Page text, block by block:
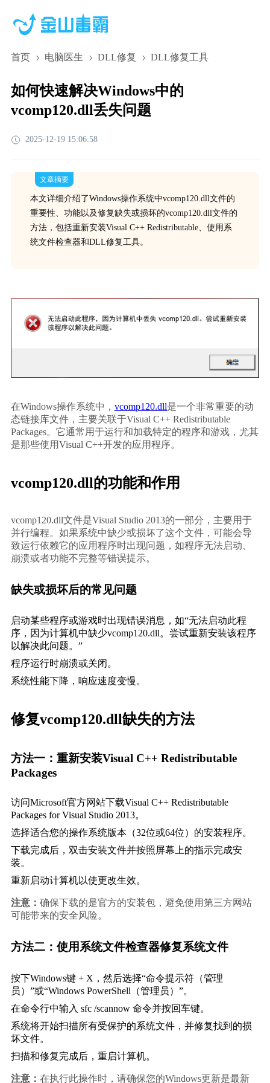
首页 电脑医生 DLL修复 DLL修复工具
如何快速解决Windows中的
vcomp120.dll丢失问题
2025-12-19 15:06:58
文章摘要
本文详细介绍了Windows操作系统中vcomp120.dll文件的
重要性、功能以及修复缺失或损坏的vcomp120.dll文件的
方法，包括重新安装Visual C++ Redistributable、使用系
统文件检查器和DLL修复工具。
在Windows操作系统中， vcomp120.dll是一个非常重要的动
态链接库文件，主要关联于Visual C++ Redistributable
Packages。它通常用于运行和加载特定的程序和游戏，尤其
是那些使用Visual C++开发的应用程序。
vcomp120.dll的功能和作用
vcomp120.dll文件是Visual Studio 2013的一部分，主要用于
并行编程。如果系统中缺少或损坏了这个文件，可能会导
致运行依赖它的应用程序时出现问题，如程序无法启动、
崩溃或者功能不完整等错误提示。
缺失或损坏后的常见问题
启动某些程序或游戏时出现错误消息，如“无法启动此程
序，因为计算机中缺少vcomp120.dll。尝试重新安装该程序
以解决此问题。”
程序运行时崩溃或关闭。
系统性能下降，响应速度变慢。
修复vcomp120.dll缺失的方法
方法一：重新安装Visual C++ Redistributable
Packages
访问Microsoft官方网站下载Visual C++ Redistributable
Packages for Visual Studio 2013。
选择适合您的操作系统版本（32位或64位）的安装程序。
下载完成后，双击安装文件并按照屏幕上的指示完成安
装。
重新启动计算机以使更改生效。
注意： 确保下载的是官方的安装包，避免使用第三方网站
可能带来的安全风险。
方法二：使用系统文件检查器修复系统文件
按下Windows键 + X，然后选择“命令提示符（管理
员）”或“Windows PowerShell（管理员）”。
在命令行中输入 sfc /scannow 命令并按回车键。
系统将开始扫描所有受保护的系统文件，并修复找到的损
坏文件。
扫描和修复完成后，重启计算机。
注意： 在执行此操作时，请确保您的Windows更新是最新